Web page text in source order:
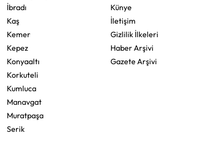
İbradı
Kaş
Kemer
Kepez
Konyaaltı
Korkuteli
Kumluca
Manavgat
Muratpaşa
Serik
Künye
İletişim
Gizlilik İlkeleri
Haber Arşivi
Gazete Arşivi